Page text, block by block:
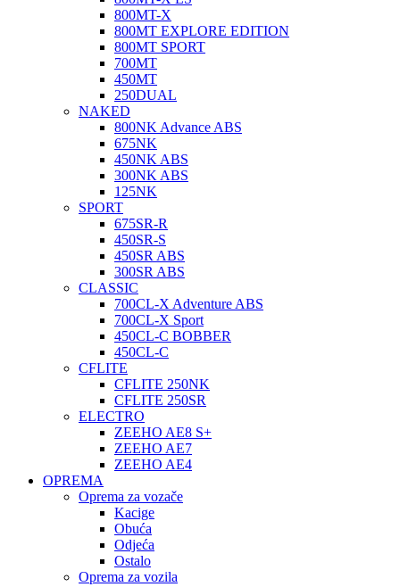
800MT-X
800MT EXPLORE EDITION
800MT SPORT
700MT
450MT
250DUAL
NAKED
800NK Advance ABS
675NK
450NK ABS
300NK ABS
125NK
SPORT
675SR-R
450SR-S
450SR ABS
300SR ABS
CLASSIC
700CL-X Adventure ABS
700CL-X Sport
450CL-C BOBBER
450CL-C
CFLITE
CFLITE 250NK
CFLITE 250SR
ELECTRO
ZEEHO AE8 S+
ZEEHO AE7
ZEEHO AE4
OPREMA
Oprema za vozače
Kacige
Obuća
Odjeća
Ostalo
Oprema za vozila